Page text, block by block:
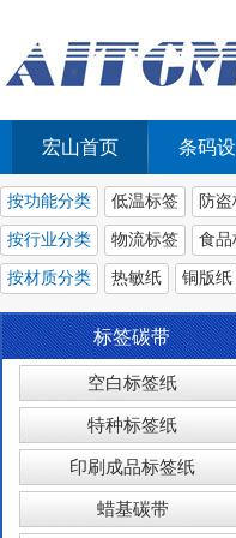
宏山首页 条码
按功能分类 低温标签 防
按行业分类 物流标签 食品
按材质分类 热敏纸 铜版纸
标签碳带
空白标签纸
特种标签纸
印刷成品标签纸
蜡基碳带